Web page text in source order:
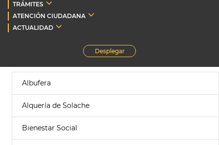
TRÁMITES
ATENCIÓN CIUDADANA
ACTUALIDAD
Desplegar
Albufera
Alquería de Solache
Bienestar Social